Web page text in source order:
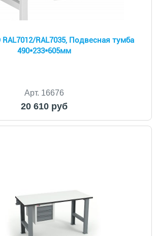
RAL7035, Подвесная тумба
490*233*605мм
Арт. 16676
20 610 руб